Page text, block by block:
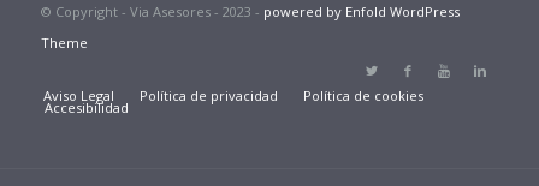
© Copyright - Via Asesores - 2023 - powered by Enfold WordPress
Theme
Aviso Legal Política de privacidad Política de cookies
Accesibilidad